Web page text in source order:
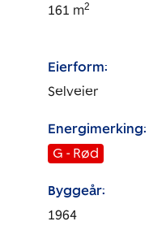
161 m2
Eierform:
Selveier
Energimerking:
G - Rød
Byggeår:
1964